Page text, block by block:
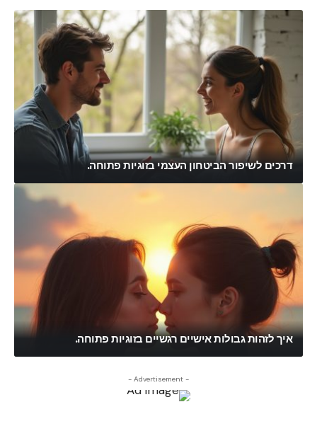
דרכים לשיפור הביטחון העצמי בזוגיות פתוחה.
איך לזהות גבולות אישיים רגשיים בזוגיות פתוחה.
- Advertisement -